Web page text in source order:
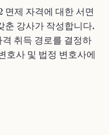
면제 자격에 대한 서면
춘 강사가 작성합니다.
취득 경로를 결정하
호사 및 법정 변호사에